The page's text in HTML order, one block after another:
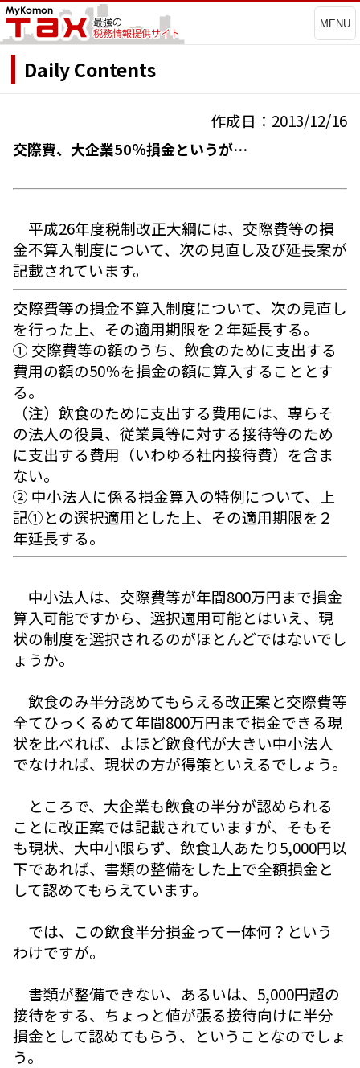
MENU
Daily Contents
作成日：2013/12/16
交際費、大企業50％損金というが…
平成26年度税制改正大綱には、交際費等の損
金不算入制度について、次の見直し及び延長案が
記載されています。
交際費等の損金不算入制度について、次の見直し
を行った上、その適用期限を２年延長する。
① 交際費等の額のうち、飲食のために支出する
費用の額の50％を損金の額に算入することとす
る。
（注）飲食のために支出する費用には、専らそ
の法人の役員、従業員等に対する接待等のため
に支出する費用（いわゆる社内接待費）を含ま
ない。
② 中小法人に係る損金算入の特例について、上
記①との選択適用とした上、その適用期限を２
年延長する。
中小法人は、交際費等が年間800万円まで損金
算入可能ですから、選択適用可能とはいえ、現
状の制度を選択されるのがほとんどではないでし
ょうか。
飲食のみ半分認めてもらえる改正案と交際費等
全てひっくるめて年間800万円まで損金できる現
状を比べれば、よほど飲食代が大きい中小法人
でなければ、現状の方が得策といえるでしょう。
ところで、大企業も飲食の半分が認められる
ことに改正案では記載されていますが、そもそ
も現状、大中小限らず、飲食1人あたり5,000円以
下であれば、書類の整備をした上で全額損金と
して認めてもらえています。
では、この飲食半分損金って一体何？という
わけですが。
書類が整備できない、あるいは、5,000円超の
接待をする、ちょっと値が張る接待向けに半分
損金として認めてもらう、ということなのでしょ
う。